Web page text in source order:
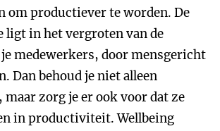
om productiever te worden. De
ligt in het vergroten van de
medewerkers, door mensgericht
Dan behoud je niet alleen
zorg je er ook voor dat ze
in productiviteit. Wellbeing